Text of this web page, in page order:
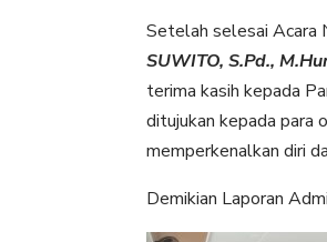
Setelah selesai Acara
SUWITO, S.Pd.,
terima kasih kepada
ditujukan kepada para
memperkenalkan diri
Demikian Laporan